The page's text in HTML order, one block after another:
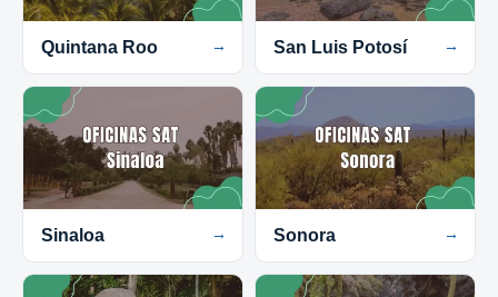
Quintana Roo → San Luis Potosí →
Sinaloa → Sonora →